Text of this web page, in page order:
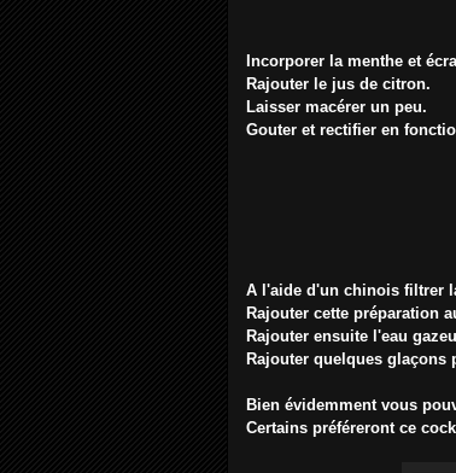
Incorporer la menthe et
Rajouter le jus de citron.
Laisser macérer un peu.
Gouter et rectifier en
A l'aide d'un chinois filtrer
Rajouter cette préparation
Rajouter ensuite l'eau
Rajouter quelques glaçons
Bien évidemment vous
Certains préféreront ce